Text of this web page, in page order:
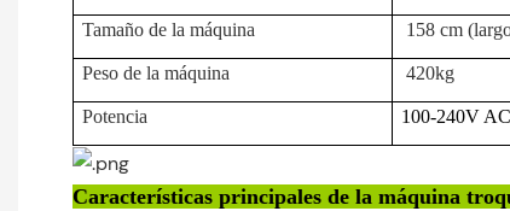
Tamaño de la máquina 158 cm
Peso de la máquina 420kg
Potencia 100-240V
Características principales de la máquina